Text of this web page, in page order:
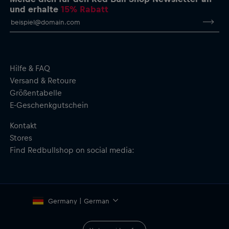
Seitlich aufgestickte New Era Flagge
Strukturierte Krone mit geschlossener Rückseite
und erhalte15% Rabatt
Hilfe & FAQ
Versand & Retoure
Größentabelle
E-Geschenkgutschein
Kontakt
Stores
Find Redbullshop on social media:
Germany | German